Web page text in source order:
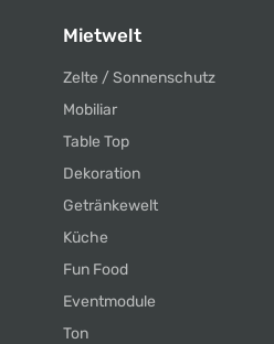
Mietwelt
Zelte / Sonnenschutz
Mobiliar
Table Top
Dekoration
Getränkewelt
Küche
Fun Food
Eventmodule
Ton